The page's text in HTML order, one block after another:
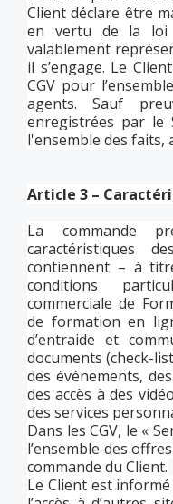
Client déclare être
en vertu de la loi
valablement
il s’engage. Le
CGV pour
agents. Sauf
enregistrées par le
l'ensemble des faits,
Article 3 –
La commande
caractéristiques
contiennent – à
conditions
commerciale de
de formation en
d’entraide et
documents (check-
des événements,
des accès à des
des services
Dans les CGV, le «
l’ensemble des
commande du Client.
Le Client est